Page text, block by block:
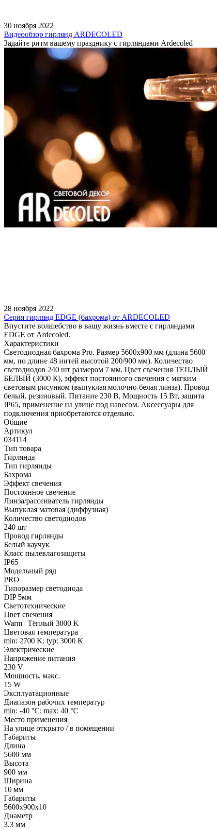
30 ноября 2022
Видеообзор гирлянд ARDECOLED
Задайте ритм вашему празднику с гирляндами Ardecoled
28 ноября 2022
Серия гирлянд EDGE (бахрома) от ARDECOLED
Впустите волшебство в вашу жизнь вместе с гирляндами
EDGE от Ardecoled.
Характеристики
Светодиодная бахрома Pro. Размер 5600x900 мм (длина 5600
мм, по длине 48 нитей высотой 200/900 мм). Количество
светодиодов 240 шт размером 7 мм. Цвет свечения ТЕПЛЫЙ
БЕЛЫЙ (3000 К), эффект постоянного свечения с мягким
световым рисунком (выпуклая молочно-белая линза). Провод
белый, резиновый. Питание 230 В, Мощность 15 Вт, защита
IP65, применение на улице под навесом. Аксессуары для
подключения приобретаются отдельно.
Общие
Артикул
034114
Тип товара
Гирлянда
Тип гирлянды
Бахрома
Эффект свечения
Постоянное свечение
Линза/рассеиватель гирлянды
Выпуклая матовая (диффузная)
Количество светодиодов
240 шт
Провод гирлянды
Белый каучук
Класс пылевлагозащиты
IP65
Модельный ряд
PRO
Типоразмер светодиода
DIP 5мм
Светотехнические
Цвет свечения
Warm | Тёплый 3000 K
Цветовая температура
min: 2700 K; typ: 3000 K
Электрические
Напряжение питания
230 V
Мощность, макс.
15 W
Эксплуатационные
Диапазон рабочих температур
min: -40 °C; max: 40 °C
Место применения
На улице открыто / в помещении
Габариты
Длина
5600 мм
Высота
900 мм
Ширина
10 мм
Габариты
5600x900x10
Диаметр
3.3 мм